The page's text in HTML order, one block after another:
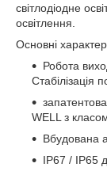
світлодіодне
освітлення.
Основні
Робота
Стабілізація
WELL з
Вбудована
IP67 / IP65